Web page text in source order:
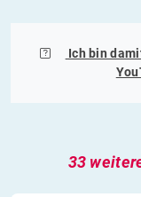
Ich bin
33